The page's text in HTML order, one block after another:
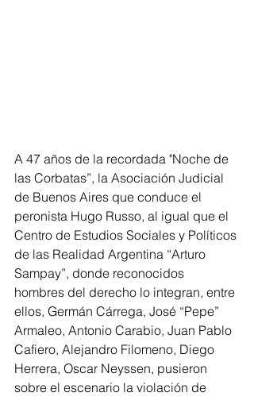
A 47 años de la recordada "Noche de
las Corbatas”, la Asociación Judicial
de Buenos Aires que conduce el
peronista Hugo Russo, al igual que el
Centro de Estudios Sociales y Políticos
de las Realidad Argentina “Arturo
Sampay”, donde reconocidos
hombres del derecho lo integran, entre
ellos, Germán Cárrega, José “Pepe”
Armaleo, Antonio Carabio, Juan Pablo
Cafiero, Alejandro Filomeno, Diego
Herrera, Oscar Neyssen, pusieron
sobre el escenario la violación de